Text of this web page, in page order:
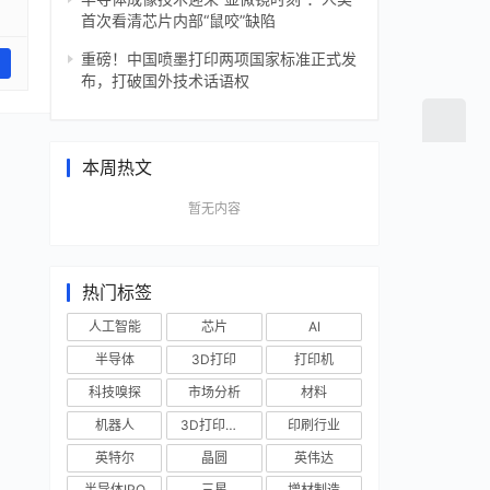
首次看清芯片内部“鼠咬”缺陷
重磅！中国喷墨打印两项国家标准正式发
布，打破国外技术话语权
本周热文
暂无内容
热门标签
人工智能 芯片
AI
半导体
3D打印
打印机
科技嗅探
市场分析
材料
机器人
3D打印技术
印刷行业
英特尔
晶圆
英伟达